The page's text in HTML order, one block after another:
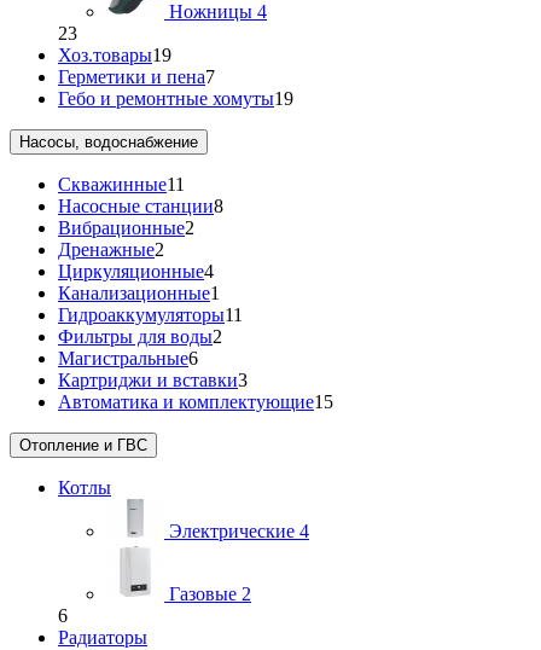
Ножницы 4
23
Хоз.товары19
Герметики и пена7
Гебо и ремонтные хомуты19
Насосы, водоснабжение
Скважинные11
Насосные станции8
Вибрационные2
Дренажные2
Циркуляционные4
Канализационные1
Гидроаккумуляторы11
Фильтры для воды2
Магистральные6
Картриджи и вставки3
Автоматика и комплектующие15
Отопление и ГВС
Котлы
Электрические 4
Газовые 2
6
Радиаторы